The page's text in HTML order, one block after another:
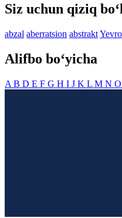
Siz uchun qiziq
abzal aberratsion abstrakt
Alifbo bo‘yicha
A B D E F G H I J K L M N O